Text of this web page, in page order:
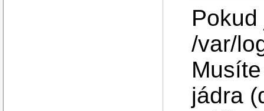
/var/
jádra